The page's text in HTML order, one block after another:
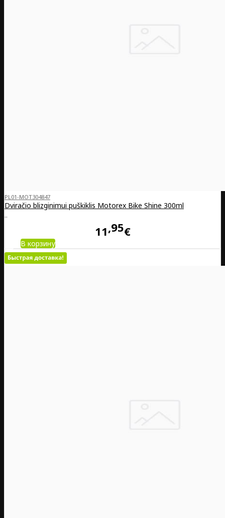
PL01-MOT304847
Dviračio blizginimui puškiklis Motorex Bike Shine 300ml
..
11 95€
В корзину